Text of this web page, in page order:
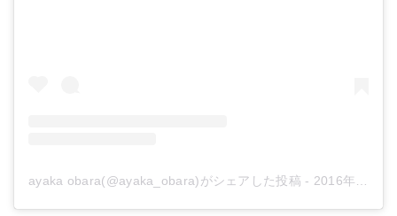
ayaka obara(@ayaka_obara)がシェアした投稿 - 2016年 3月月14日午前8時37分PDT